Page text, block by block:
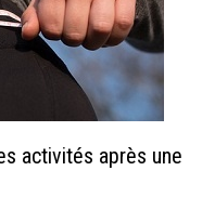
activités après une